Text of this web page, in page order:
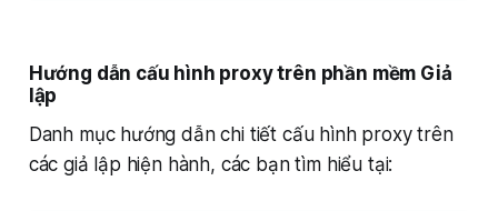
danh tính người dùng, thì việc thiết
lập proxy đúng cách là yếu tố
Tất cả bài viết đều kèm minh họa
thao tác rõ ràng, phù hợp cả với
Hướng dẫn cấu hình proxy trên phần mềm Giả
lập
Danh mục hướng dẫn chi tiết cấu hình proxy trên
các giả lập hiện hành, các bạn tìm hiểu tại: